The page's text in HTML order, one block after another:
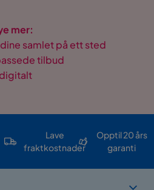
mer:
samlet på ett sted
tilbud
Lave
fraktkostnader
Opptil 20 års
garanti